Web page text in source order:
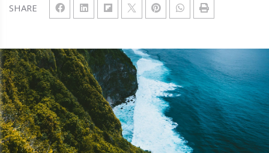
SHARE